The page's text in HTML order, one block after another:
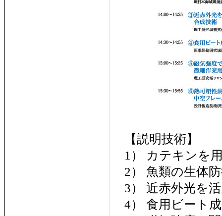
【説明技術】
1） カテキンを
2） 魚類の生体
3） 近赤外光を
4） 食用ビート